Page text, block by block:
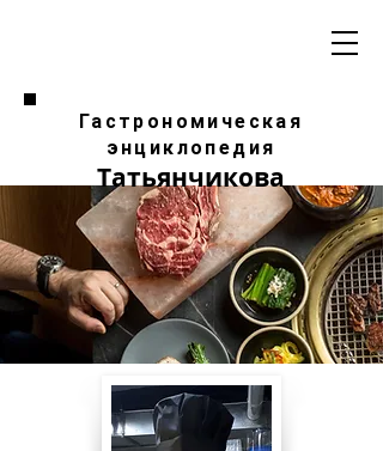
Гастрономическая
энциклопедия
Татьянчикова